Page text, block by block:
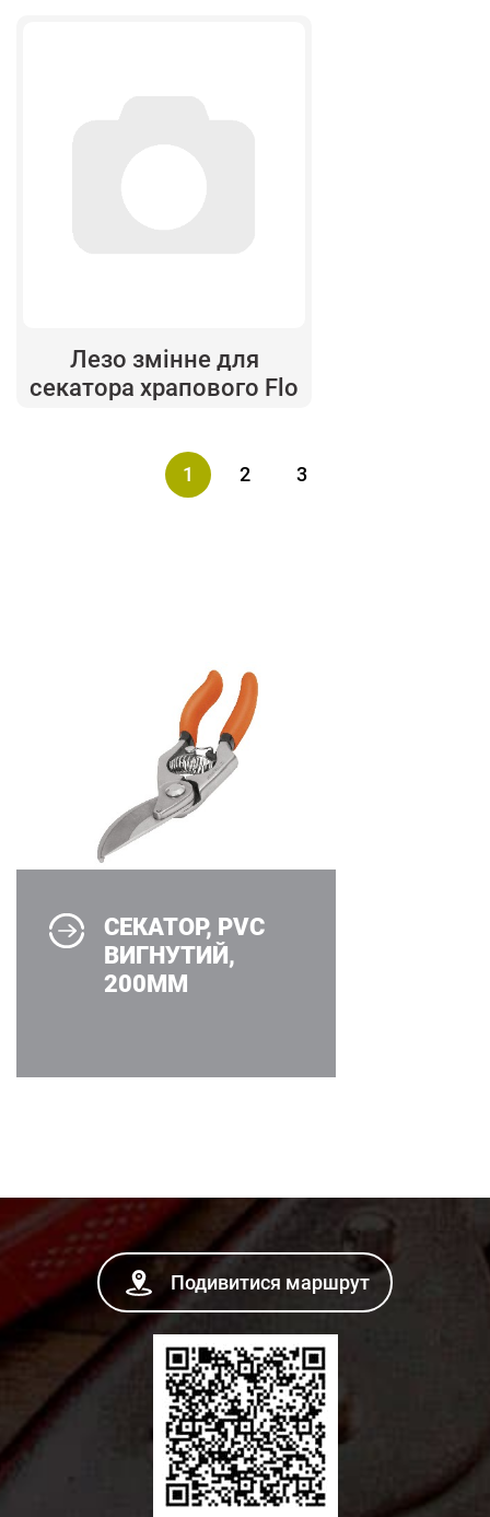
Лезо змінне для
секатора храпового Flo
1 2 3
СЕКАТОР, PVC
ВИГНУТИЙ,
200ММ
Подивитися маршрут